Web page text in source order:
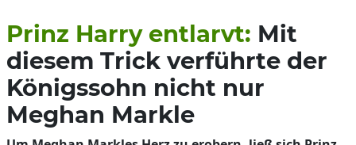
Prinz Harry entlarvt: Mit
diesem Trick verführte der
Königssohn nicht nur
Meghan Markle